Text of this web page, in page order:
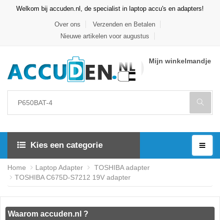
Welkom bij accuden.nl, de specialist in laptop accu's en adapters!
Over ons
Verzenden en Betalen
Nieuwe artikelen voor augustus
Mijn winkelmandje
Kies een categorie
Home Laptop Adapter
TOSHIBA adapter
TOSHIBA C675D-S7212 19V adapter
Waarom accuden.nl ?